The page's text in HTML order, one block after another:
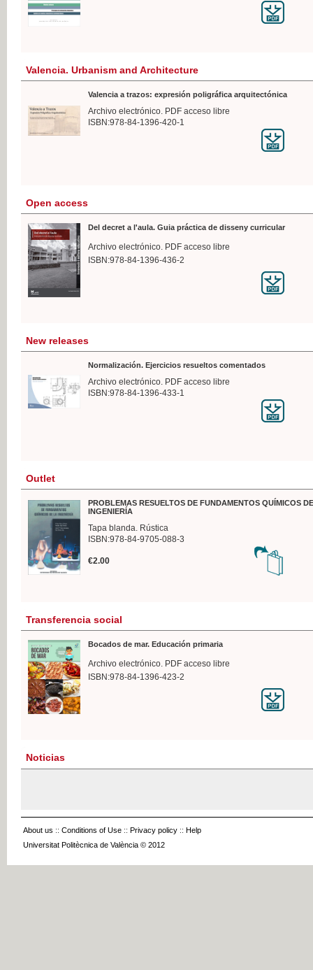
Valencia. Urbanism and Architecture
Valencia a trazos: expresión poligráfica arquitectónica
Archivo electrónico. PDF acceso libre
ISBN:978-84-1396-420-1
Open access
Del decret a l'aula. Guia práctica de disseny curricular
Archivo electrónico. PDF acceso libre
ISBN:978-84-1396-436-2
New releases
Normalización. Ejercicios resueltos comentados
Archivo electrónico. PDF acceso libre
ISBN:978-84-1396-433-1
Outlet
PROBLEMAS RESUELTOS DE FUNDAMENTOS QUÍMICOS
INGENIERÍA
Tapa blanda. Rústica
ISBN:978-84-9705-088-3
€2.00
Transferencia social
Bocados de mar. Educación primaria
Archivo electrónico. PDF acceso libre
ISBN:978-84-1396-423-2
Noticias
About us :: Conditions of Use :: Privacy policy :: Help
Universitat Politècnica de València © 2012